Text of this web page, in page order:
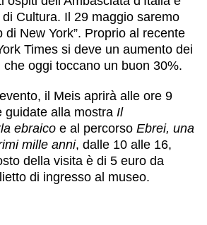
di Cultura. Il 29 maggio saremo
di New York”. Proprio al recente
Times si deve un aumento dei
oggi toccano un buon 30%.
il Meis aprirà alle ore 9
guidate alla mostra Il
ebraico e al percorso Ebrei, una
mille anni, dalle 10 alle 16,
della visita è di 5 euro da
di ingresso al museo.